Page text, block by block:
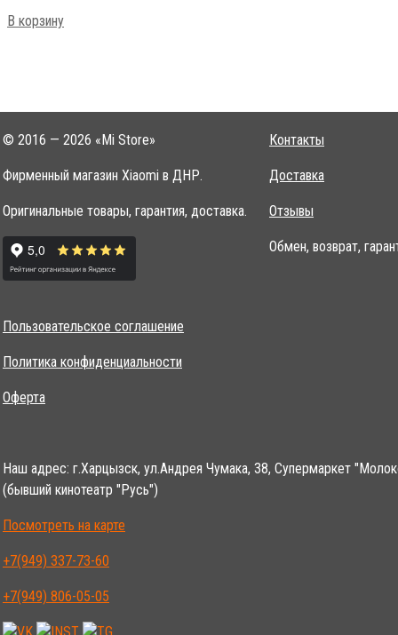
В корзину
© 2016 — 2026 «Mi Store»
Фирменный магазин Xiaomi в ДНР.
Оригинальные товары, гарантия, доставка.
Контакты
Доставка
Отзывы
Обмен, возврат,
Пользовательское соглашение
Политика конфиденциальности
Оферта
Наш адрес: г.Харцызск, ул.Андрея Чумака, 38, Супермаркет
(бывший кинотеатр "Русь")
Посмотреть на карте
+7(949) 337-73-60
+7(949) 806-05-05